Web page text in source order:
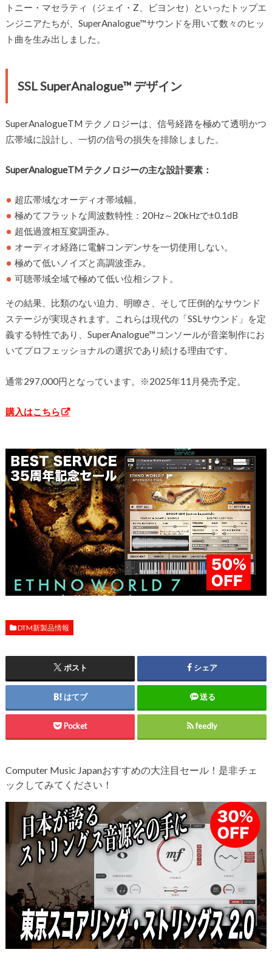
トニー・マセラティ（ジェイ・Z、ビヨンセ）といったトップエ
ンジニアたちが、SuperAnalogue™サウンドを用いて数々のヒッ
ト曲を生み出しました。
SSL SuperAnalogue™ デザイン
SuperAnalogueTM テクノロジーは、信号経路を極めて透明かつ
広帯域に設計し、一切の信号の損失を排除しました。
SuperAnalogueTM テクノロジーの主な設計要素：
超広帯域なオーディオ帯域幅。
極めてフラットな周波数特性：20Hz～20kHzで±0.1dB
超低過渡相互変調歪み。
オーディオ経路に電解コンデンサを一切使用しない。
極めて低いノイズと高調波歪み。
可聴帯域全域で極めて低い位相シフト。
その結果、比類のない迫力、明瞭さ、そして圧倒的なサウンド
ステージが実現されます。これらは現代の「SSLサウンド」を定
義する特性であり、SuperAnalogue™コンソールが音楽制作にお
いてプロフェッショナルの選択であり続ける理由です。
通常297,000円となっています。※2025年11月発売予定。
購入はこちら
DTM新製品情報
ポスト シェア
はてブ 送る
Pocket feedly
Computer Music Japanおすすめの大注目セール！是非チェ
ックしてみてください！